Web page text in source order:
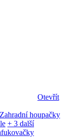
Otevřít
Zahradní houpačky
+ 3 další